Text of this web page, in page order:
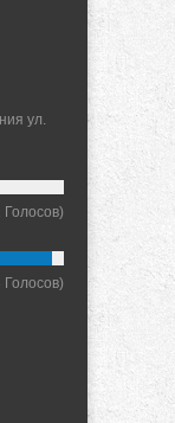
ул.
Голосов)
Голосов)